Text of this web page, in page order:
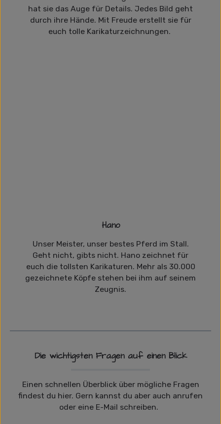
hat sie das Auge für Details. Jedes Bild geht
durch ihre Hände. Mit Freude erstellt sie für
euch tolle Karikaturzeichnungen.
Hano
Unser Meister, unser bestes Pferd im Stall.
Geht nicht, gibts nicht. Hano zeichnet für
euch die tollsten Karikaturen. Mehr als 30.000
gezeichnete Köpfe stehen bei ihm auf seinem
Zeugnis.
Die wichtigsten Fragen auf einen Blick
Einen schnellen Überblick über mögliche Fragen
findest du hier. Gern kannst du aber auch anrufen
oder eine E-Mail schreiben.